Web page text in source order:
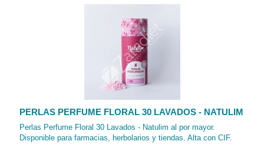
PERLAS PERFUME FLORAL 30 LAVADOS - NATULIM
Perlas Perfume Floral 30 Lavados - Natulim al por mayor.
Disponible para farmacias, herbolarios y tiendas. Alta con CIF.